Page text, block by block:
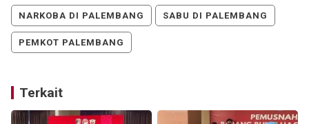
NARKOBA DI PALEMBANG SABU DI PALEMBANG
PEMKOT PALEMBANG
Terkait